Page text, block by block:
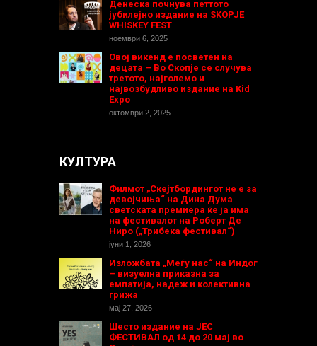
Денеска почнува петтото
јубилејно издание на SKOPJE
WHISKEY FEST
ноември 6, 2025
Овој викенд е посветен на
децата – Во Скопје се случува
третото, најголемо и
највозбудливо издание на Kid
Expo
октомври 2, 2025
КУЛТУРА
Филмот „Скејтбордингот не е за
девојчиња“ на Дина Дума
светската премиера ќе ја има
на фестивалот на Роберт Де
Ниро („Трибека фестивал“)
јуни 1, 2026
Изложбата „Меѓу нас“ на Индог
– визуелна приказна за
емпатија, надеж и колективна
грижа
мај 27, 2026
Шесто издание на ЈЕС
ФЕСТИВАЛ од 14 до 20 мај во